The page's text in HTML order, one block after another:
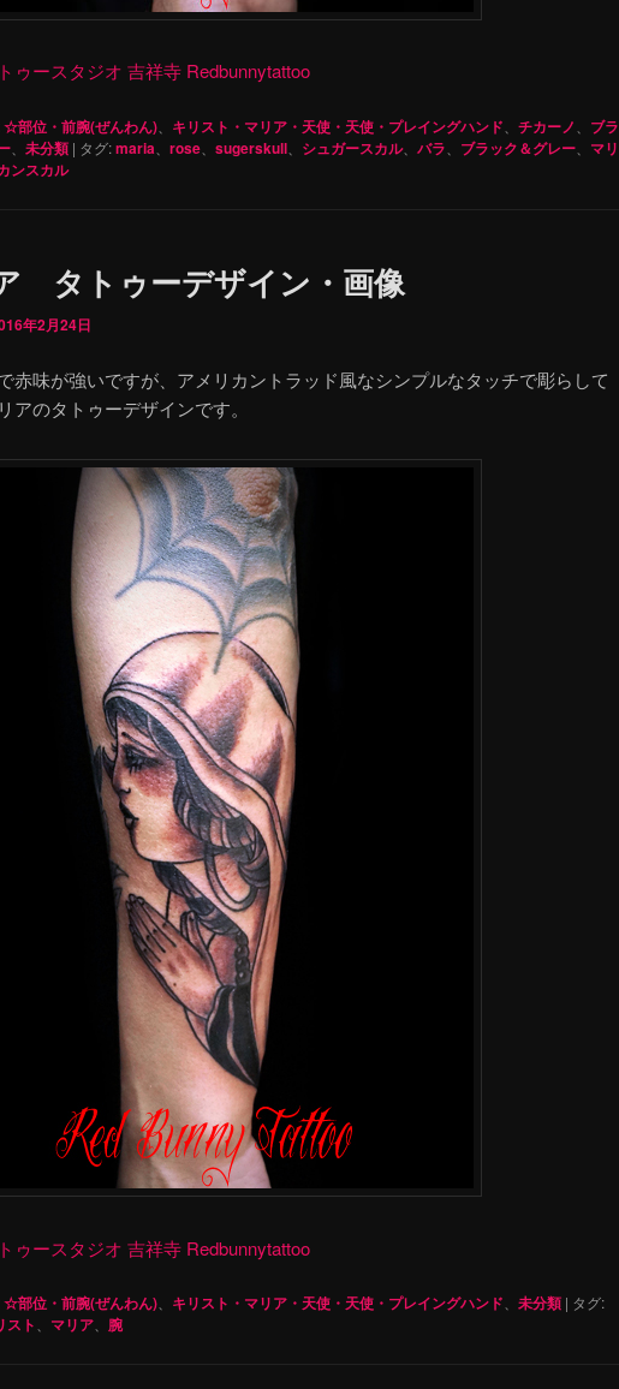
ゥースタジオ 吉祥寺 Redbunnytattoo
☆部位・前腕(ぜんわん) キリスト・マリア・天使・天使・プレイングハンド チカーノ
ブラ
未分類 | タグ:maria rose sugerskull シュガースカル、 バラ ブラック＆グレー
マリ
ンスカル
タトゥーデザイン・画像
年2月24日
赤味が強いですが、アメリカントラッド風なシンプルなタッチで彫らして
アのタトゥーデザインです。
ゥースタジオ 吉祥寺 Redbunnytattoo
☆部位・前腕(ぜんわん) キリスト・マリア・天使・天使・プレイングハンド 未分類 | タグ:
スト マリア 腕